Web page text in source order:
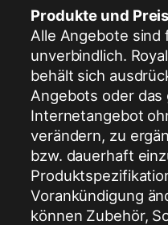
Produkte und
Alle Angebote sind
unverbindlich.
behält sich
Angebots oder das
Internetangebot
verändern, zu
bzw. dauerhaft
Vorankündigung
können Zubehör,